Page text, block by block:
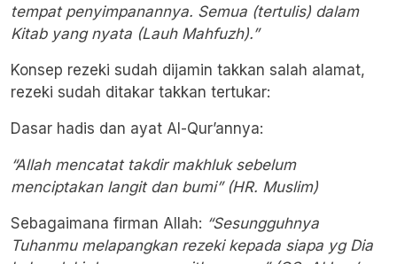
tempat penyimpanannya. Semua (tertulis) dalam
Kitab yang nyata (Lauh Mahfuzh).”
Konsep rezeki sudah dijamin takkan salah alamat,
rezeki sudah ditakar takkan tertukar:
Dasar hadis dan ayat Al-Qur’annya:
“Allah mencatat takdir makhluk sebelum
menciptakan langit dan bumi” (HR. Muslim)
Sebagaimana firman Allah: “Sesungguhnya
Tuhanmu melapangkan rezeki kepada siapa yg Dia